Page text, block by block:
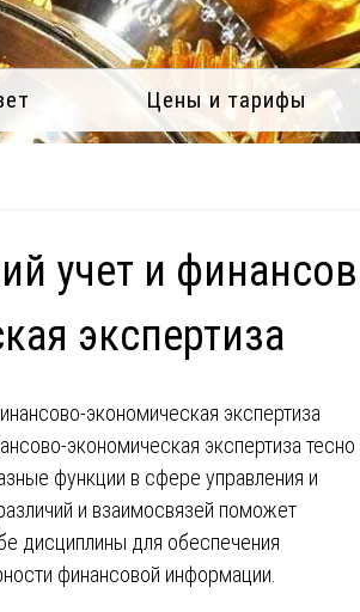
Цены и тарифы
учет и
экспертиза
экономическая экспертиза тесно
функции в сфере управления и
и взаимосвязей поможет
дисциплины для обеспечения
финансовой информации.